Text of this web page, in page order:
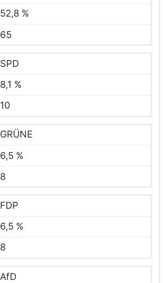
52,8 %
65
SPD
8,1 %
10
GRÜNE
6,5 %
8
FDP
6,5 %
8
AfD